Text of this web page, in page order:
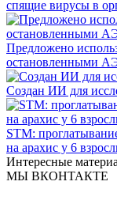
спящие вирусы в
Предложено
остановленными
Создан ИИ для
STM:
на арахис у 6
Интересные
МЫ ВКОНТАКТЕ